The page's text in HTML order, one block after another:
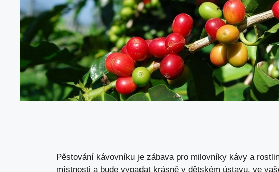
Pěstování kávovníku je zábava pro milovníky kávy a
místnosti a bude vypadat krásně v dětském ústavu, ve